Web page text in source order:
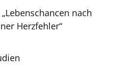
nach
Herzfehler“